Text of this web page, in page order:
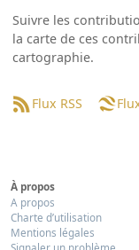
Suivre les
la carte de ces
cartographie.
Flux RSS
À propos
A propos
Charte d’utilisation
Mentions légales